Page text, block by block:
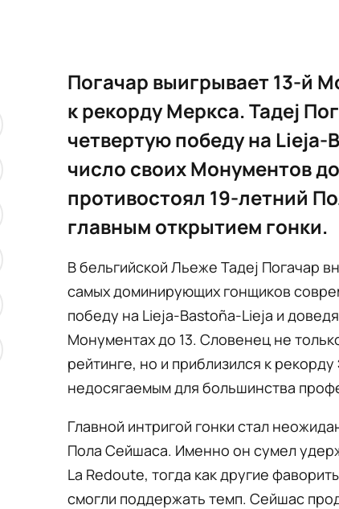
Погачар выигрывает 13-й
к рекорду Меркса. Тадеј
четвертую победу на Lieja-
число своих Монументов
противостоял 19-летний
главным открытием гонки.
В бельгийской Льеже Тадеј Погачар
самых доминирующих гонщиков
победу на Lieja-Bastoña-Lieja и
Монументах до 13. Словенец не
рейтинге, но и приблизился к
недосягаемым для большинства
Главной интригой гонки стал
Пола Сейшаса. Именно он сумел
La Redoute, тогда как другие
смогли поддержать темп. Сейшас